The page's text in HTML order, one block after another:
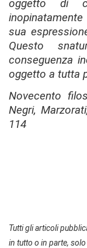
oggetto di
sua
Questo
conseguenza
oggetto a tutta
Novecento
Negri,
114
Tutti gli articoli
in tutto o in parte,